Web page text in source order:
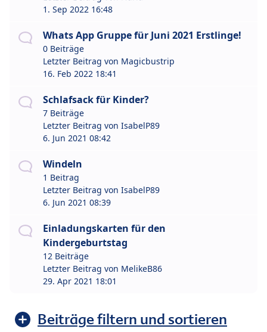
1. Sep 2022 16:48
Whats App Gruppe für Juni 2021 Erstlinge!
0 Beiträge
Letzter Beitrag von Magicbustrip
16. Feb 2022 18:41
Schlafsack für Kinder?
7 Beiträge
Letzter Beitrag von IsabelP89
6. Jun 2021 08:42
Windeln
1 Beitrag
Letzter Beitrag von IsabelP89
6. Jun 2021 08:39
Einladungskarten für den
Kindergeburtstag
12 Beiträge
Letzter Beitrag von MelikeB86
29. Apr 2021 18:01
Beiträge filtern und sortieren